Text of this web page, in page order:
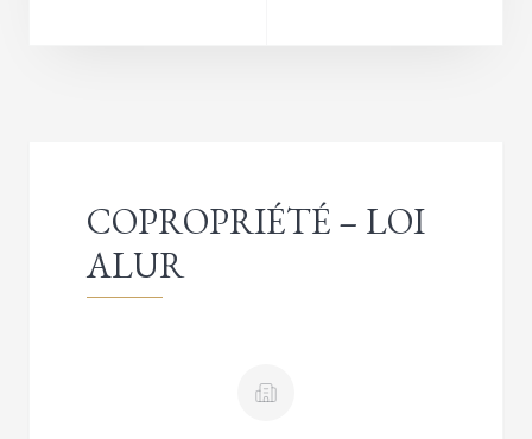
COPROPRIÉTÉ – LOI
ALUR